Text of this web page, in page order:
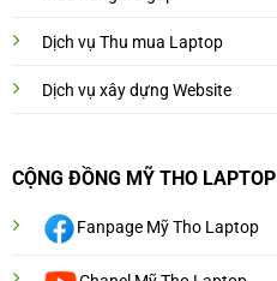
Dịch vụ Thu mua Laptop
Dịch vụ xây dựng Website
CỘNG ĐỒNG MỸ THO LAPTOP
Fanpage Mỹ Tho Laptop